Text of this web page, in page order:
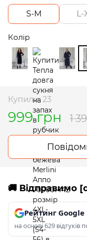
S-M
L-
Колір
Купили: 23
999 грн 1
🚚 Відправимо
Рейтинг Google
на основі 629 відгуків